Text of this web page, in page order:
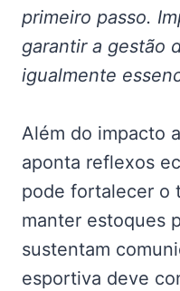
primeiro passo.
garantir a gestão
igualmente
Além do impacto
aponta reflexos
pode fortalecer o
manter estoques
sustentam
esportiva deve